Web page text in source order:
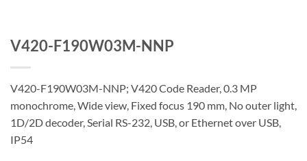
V420-F190W03M-NNP
V420-F190W03M-NNP; V420 Code Reader, 0.3 MP
monochrome, Wide view, Fixed focus 190 mm, No outer light,
1D/2D decoder, Serial RS-232, USB, or Ethernet over USB,
IP54